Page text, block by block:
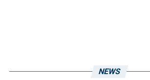
NEWS